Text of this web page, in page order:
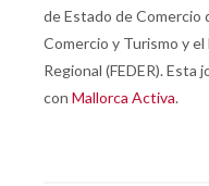
de Estado de
Comercio y Turismo y
Regional (FEDER). Esta
con Mallorca Activa.